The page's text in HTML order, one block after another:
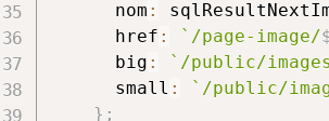
      nom
:
      href
: ` /page-image/
      big
: ` /public/
      small
: ` /public/
} ;